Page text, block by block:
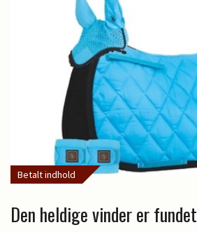
Betalt indhold
Den heldige vinder er fundet